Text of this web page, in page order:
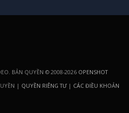
BẢN QUYỀN © 2008-2026 OPENSHOT
| QUYỀN RIÊNG TƯ| CÁC ĐIỀU KHOẢN